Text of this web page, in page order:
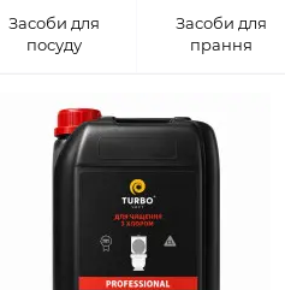
Засоби для
посуду
Засоби для
прання